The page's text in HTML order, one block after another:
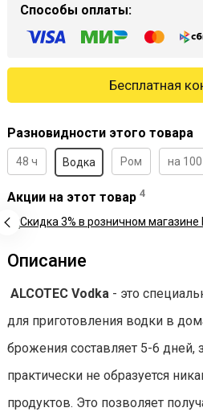
Способы оплаты:
Бесплатная
Разновидности этого товара
48 ч Водка Ром на
Акции на этот товар 4
Описание
ALCOTEC Vodka - это
для приготовления водки в
брожения составляет 5-6 дней,
практически не образуется
продуктов. Это позволяет